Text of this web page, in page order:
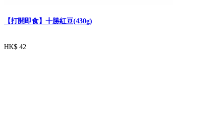
【打開即食】十勝紅豆(430g)
HK$ 42